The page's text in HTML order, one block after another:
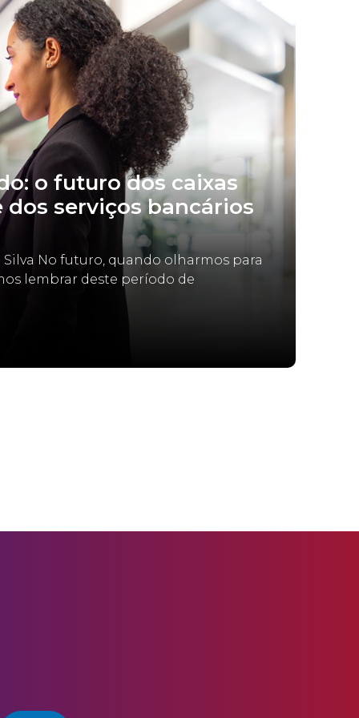
o futuro dos caixas
dos serviços bancários
No futuro, quando olharmos para
lembrar deste período de